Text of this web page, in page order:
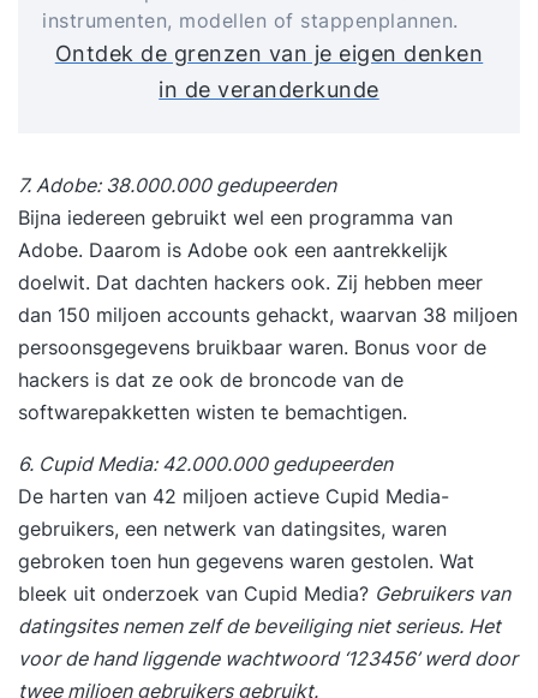
instrumenten, modellen of stappenplannen.
Ontdek de grenzen van je eigen denken
in de veranderkunde
7. Adobe: 38.000.000 gedupeerden
Bijna iedereen gebruikt wel een programma van
Adobe. Daarom is Adobe ook een aantrekkelijk
doelwit. Dat dachten hackers ook. Zij hebben meer
dan 150 miljoen accounts gehackt, waarvan 38 miljoen
persoonsgegevens bruikbaar waren. Bonus voor de
hackers is dat ze ook de broncode van de
softwarepakketten wisten te bemachtigen.
6. Cupid Media: 42.000.000 gedupeerden
De harten van 42 miljoen actieve Cupid Media-
gebruikers, een netwerk van datingsites, waren
gebroken toen hun gegevens waren gestolen. Wat
bleek uit onderzoek van Cupid Media? Gebruikers van
datingsites nemen zelf de beveiliging niet serieus. Het
voor de hand liggende wachtwoord ‘123456’ werd door
twee miljoen gebruikers gebruikt.